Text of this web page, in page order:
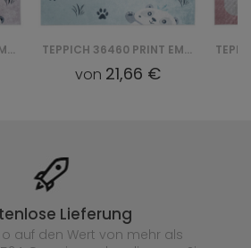
TEPPICH 36461 PRINT EMMA TEPPICH 36460 PRINT EMMA
von 21,66 €
Lieferung
o auf den Wert von mehr als